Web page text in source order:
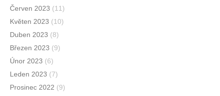
Červen 2023 (11)
Květen 2023 (10)
Duben 2023 (8)
Březen 2023 (9)
Únor 2023 (6)
Leden 2023 (7)
Prosinec 2022 (9)